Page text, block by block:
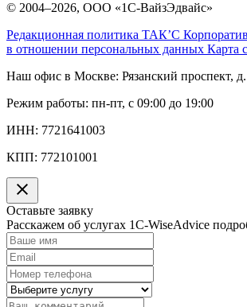
© 2004–2026, ООО «1С-ВайзЭдвайс»
Редакционная политика ТАК’C
в отношении персональных данных Карта
Наш офис в Москве: Рязанский проспект,
Режим работы: пн-пт, с 09:00 до 19:00
ИНН: 7721641003
КПП: 772101001
Оставьте заявку
Расскажем об услугах 1C-WiseAdvice